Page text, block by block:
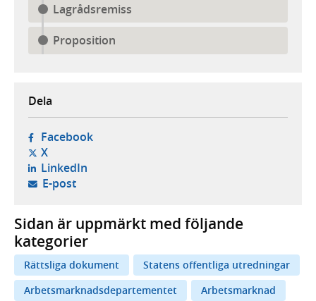
Lagrådsremiss
Proposition
Dela
Facebook- öppnas i ny flik, extern webbplats,
X- öppnas i ny flik, extern webbplats,
LinkedIn- öppnas i ny flik, extern webbplats,
E-post- öppnar din e-postklient,
Sidan är uppmärkt med följande
kategorier
Rättsliga dokument
Statens offentliga utredningar
Arbetsmarknadsdepartementet
Arbetsmarknad